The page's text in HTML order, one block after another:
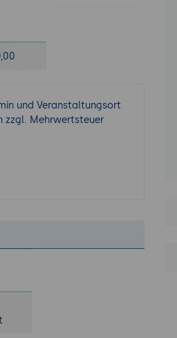
und Veranstaltungsort
zzgl. Mehrwertsteuer